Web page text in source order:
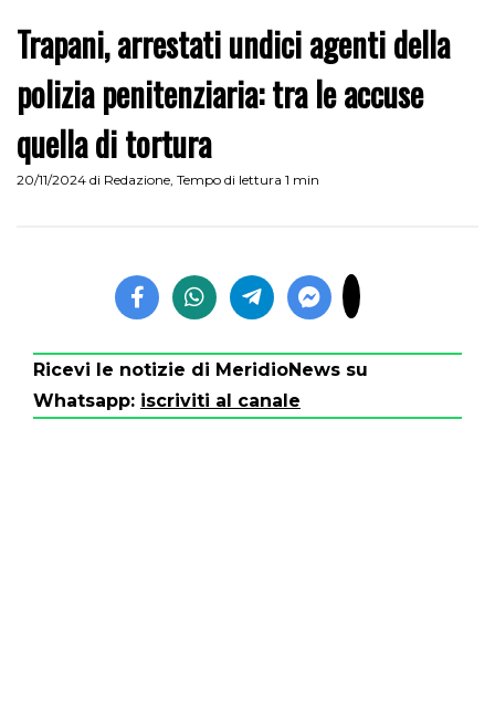
Trapani, arrestati undici agenti della
polizia penitenziaria: tra le accuse
quella di tortura
20/11/2024 di Redazione, Tempo di lettura 1 min
Ricevi le notizie di MeridioNews su
Whatsapp: iscriviti al canale